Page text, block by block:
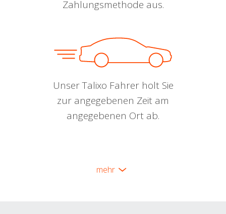
Zahlungsmethode aus.
Unser Talixo Fahrer holt Sie
zur angegebenen Zeit am
angegebenen Ort ab.
mehr